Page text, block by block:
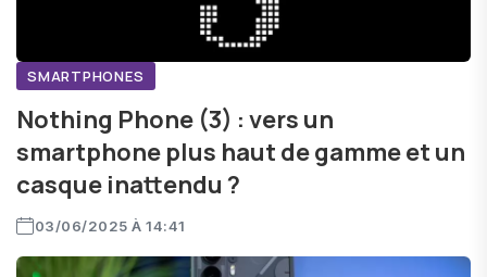
SMARTPHONES
Nothing Phone (3) : vers un
smartphone plus haut de gamme et un
casque inattendu ?
03/06/2025 À 14:41